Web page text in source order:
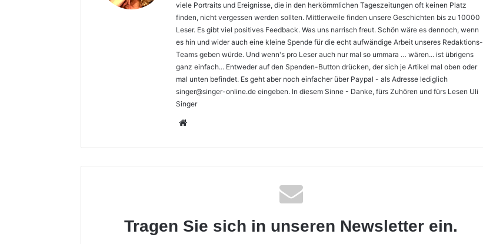
viele Portraits und Ereignisse, die in den herkömmlichen Tageszeitungen oft keinen Platz
finden, nicht vergessen werden sollten. Mittlerweile finden unsere Geschichten bis zu 10000
Leser. Es gibt viel positives Feedback. Was uns narrisch freut. Schön wäre es dennoch, wenn
es hin und wider auch eine kleine Spende für die echt aufwändige Arbeit unseres Redaktions-
Teams geben würde. Und wenn's pro Leser auch nur mal so ummara … wären... ist übrigens
ganz einfach... Entweder auf den Spenden-Button drücken, der sich je Artikel mal oben oder
mal unten befindet. Es geht aber noch einfacher über Paypal - als Adresse lediglich
singer@singer-online.de eingeben. In diesem Sinne - Danke, fürs Zuhören und fürs Lesen Uli
Singer
Tragen Sie sich in unseren Newsletter ein.